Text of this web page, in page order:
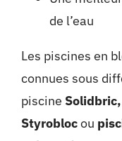
de l’eau
Les piscines en
connues sous
piscine
Styroblocou